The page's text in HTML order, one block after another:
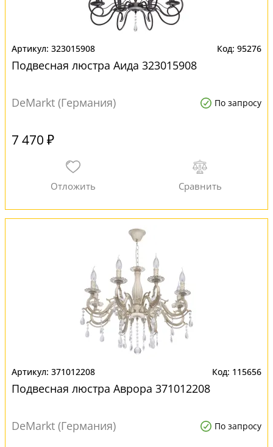
323015908 95276
Подвесная люстра Аида 323015908
DeMarkt (Германия) По запросу
7 470 ₽
371012208 115656
Подвесная люстра Аврора 371012208
DeMarkt (Германия) По запросу